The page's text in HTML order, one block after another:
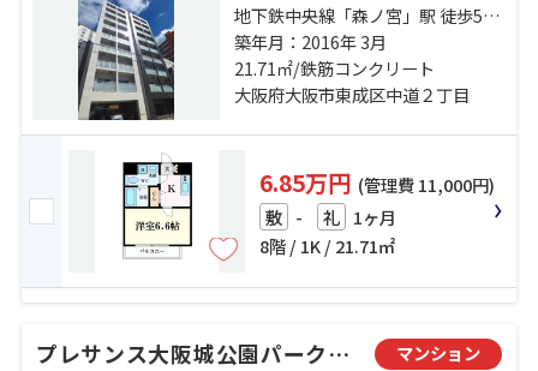
地下鉄中央線「森ノ宮」駅 徒歩5分
大阪環状線「森ノ宮」駅 徒歩5分 大
阪環状線「玉造」駅 徒歩10分
築年月：2016年 3月
21.71㎡/鉄筋コンクリート
大阪府大阪市東成区中道２丁目
6.85万円 (管理費 11,000円)
敷 - 礼 1ヶ月
8階 / 1K / 21.71㎡
プレサンス大阪城公園パークプレイス マンション